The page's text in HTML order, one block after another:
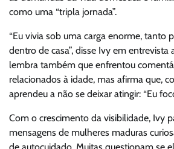
como uma “tripla jornada”.
“Eu vivia sob uma carga enorme, tanto
dentro de casa”, disse Ivy em entrevista
lembra também que enfrentou
relacionados à idade, mas afirma que,
aprendeu a não se deixar atingir: “Eu
Com o crescimento da visibilidade, Ivy
mensagens de mulheres maduras